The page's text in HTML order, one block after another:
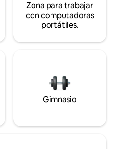
Zona para trabajar
con computadoras
portátiles.
Gimnasio